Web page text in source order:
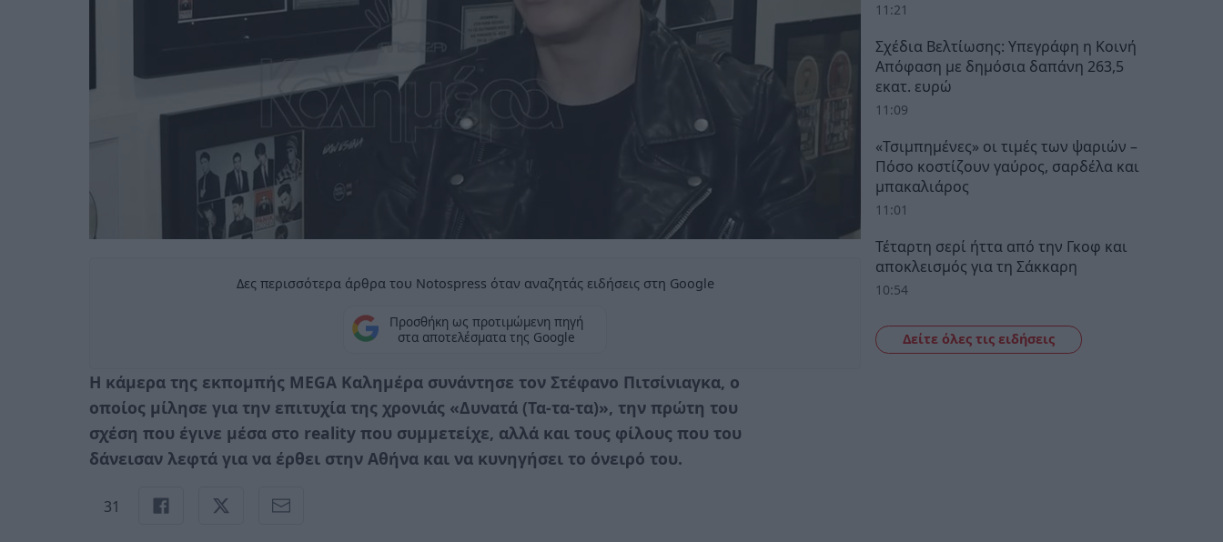
Δες περισσότερα άρθρα του Notospress όταν αναζητάς ειδήσεις στη Google
Προσθήκη ως προτιμώμενη πηγή
στα αποτελέσματα της Google
Η κάμερα της εκπομπής MEGA Καλημέρα συνάντησε τον Στέφανο Πιτσίνιαγκα, ο
οποίος μίλησε για την επιτυχία της χρονιάς «Δυνατά (Τα-τα-τα)», την πρώτη του
σχέση που έγινε μέσα στο reality που συμμετείχε, αλλά και τους φίλους που του
δάνεισαν λεφτά για να έρθει στην Αθήνα και να κυνηγήσει το όνειρό του.
31
11:21
Σχέδια Βελτίωσης: Υπεγράφη η Κοινή
Απόφαση με δημόσια δαπάνη 263,5
εκατ. ευρώ
11:09
«Τσιμπημένες» οι τιμές των ψαριών –
Πόσο κοστίζουν γαύρος, σαρδέλα και
μπακαλιάρος
11:01
Τέταρτη σερί ήττα από την Γκοφ και
αποκλεισμός για τη Σάκκαρη
10:54
Δείτε όλες τις ειδήσεις